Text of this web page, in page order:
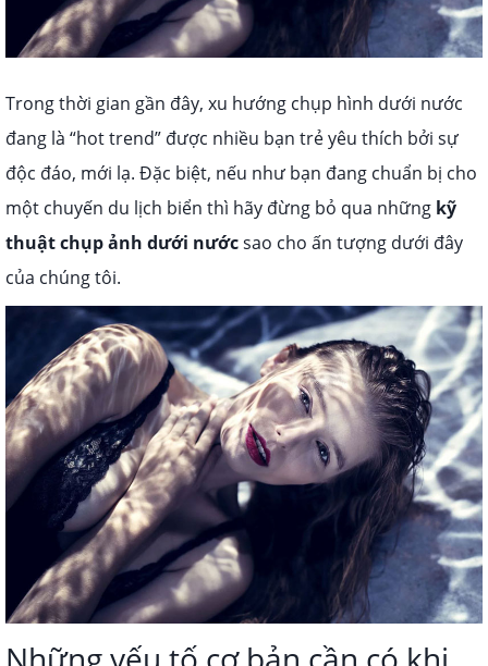
Trong thời gian gần đây, xu hướng chụp hình dưới nước
đang là “hot trend” được nhiều bạn trẻ yêu thích bởi sự
độc đáo, mới lạ. Đặc biệt, nếu như bạn đang chuẩn bị cho
một chuyến du lịch biển thì hãy đừng bỏ qua những kỹ
thuật chụp ảnh dưới nướcsao cho ấn tượng dưới đây
của chúng tôi.